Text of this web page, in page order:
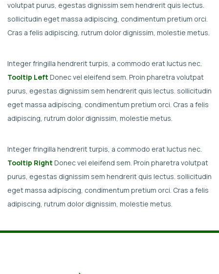
volutpat purus, egestas dignissim sem hendrerit quis lectus.
sollicitudin eget massa adipiscing, condimentum pretium orci.
Cras a felis adipiscing, rutrum dolor dignissim, molestie metus.
Integer fringilla hendrerit turpis, a commodo erat luctus nec.
Tooltip Left Donec vel eleifend sem. Proin pharetra volutpat
purus, egestas dignissim sem hendrerit quis lectus. sollicitudin
eget massa adipiscing, condimentum pretium orci. Cras a felis
adipiscing, rutrum dolor dignissim, molestie metus.
Integer fringilla hendrerit turpis, a commodo erat luctus nec.
Tooltip Right Donec vel eleifend sem. Proin pharetra volutpat
purus, egestas dignissim sem hendrerit quis lectus. sollicitudin
eget massa adipiscing, condimentum pretium orci. Cras a felis
adipiscing, rutrum dolor dignissim, molestie metus.